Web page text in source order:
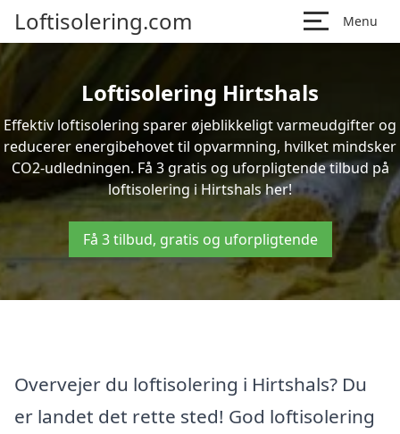
Loftisolering.com Menu
Loftisolering Hirtshals
Effektiv loftisolering sparer øjeblikkeligt varmeudgifter og
reducerer energibehovet til opvarmning, hvilket mindsker
CO2-udledningen. Få 3 gratis og uforpligtende tilbud på
loftisolering i Hirtshals her!
Få 3 tilbud, gratis og uforpligtende
Overvejer du loftisolering i Hirtshals? Du
er landet det rette sted! God loftisolering